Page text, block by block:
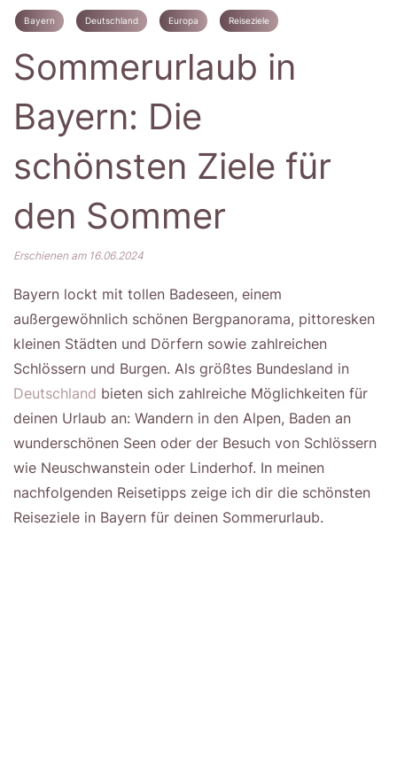
Bayern Deutschland Europa Reiseziele
Sommerurlaub in
Bayern: Die
schönsten Ziele für
den Sommer
Erschienen am 16.06.2024
Bayern lockt mit tollen Badeseen, einem
außergewöhnlich schönen Bergpanorama, pittoresken
kleinen Städten und Dörfern sowie zahlreichen
Schlössern und Burgen. Als größtes Bundesland in
Deutschland bieten sich zahlreiche Möglichkeiten für
deinen Urlaub an: Wandern in den Alpen, Baden an
wunderschönen Seen oder der Besuch von Schlössern
wie Neuschwanstein oder Linderhof. In meinen
nachfolgenden Reisetipps zeige ich dir die schönsten
Reiseziele in Bayern für deinen Sommerurlaub.